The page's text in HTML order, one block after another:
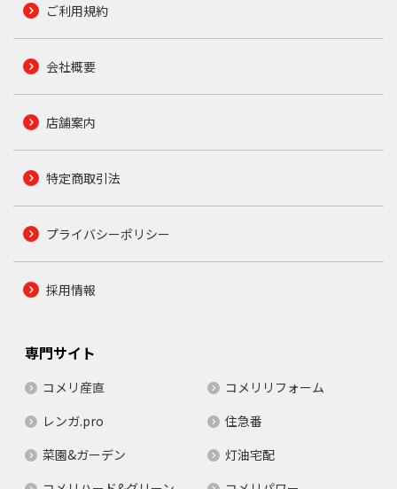
ご利用規約
会社概要
店舗案内
特定商取引法
プライバシーポリシー
採用情報
専門サイト
コメリ産直
コメリリフォーム
レンガ.pro
住急番
菜園&ガーデン
灯油宅配